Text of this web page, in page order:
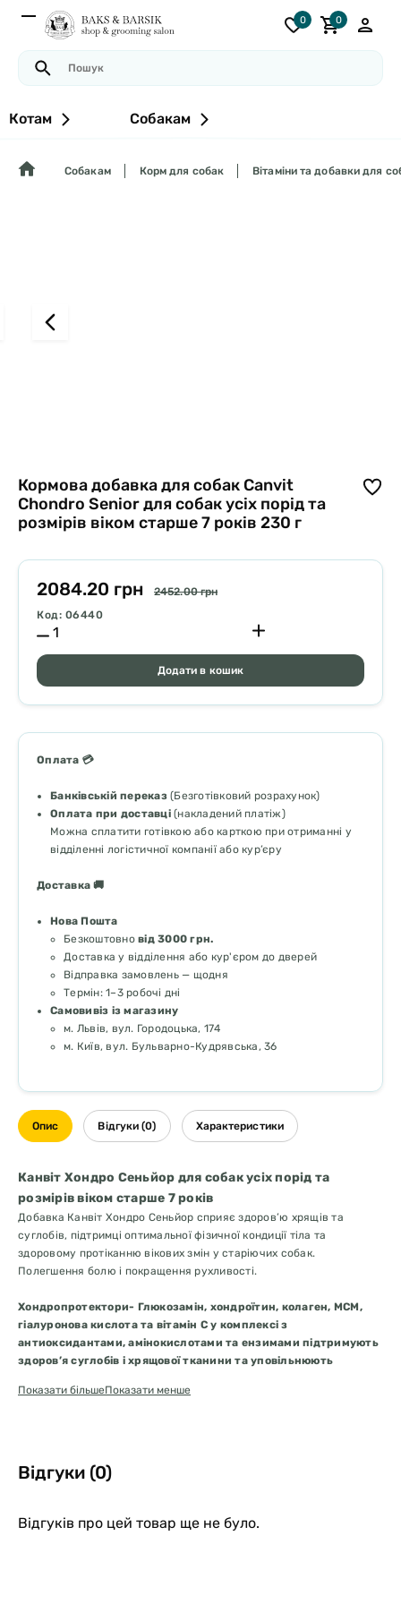
0 0
Котам Собакам
Собакам Корм для собак Вітаміни та добавки для
Кормова добавка для собак Canvit
Chondro Senior для собак усіх порід та
розмірів віком старше 7 років 230 г
2084.20 грн
2452.00 грн
Код: 06440
Додати в кошик
Оплата 💳
Банківській переказ(Безготівковий розрахунок)
Оплата при доставці(накладений платіж)
Можна сплатити готівкою або карткою при отриманні у
відділенні логістичної компанії або кур’єру
Доставка 🚚
Нова Пошта
Безкоштовно від 3000 грн.
Доставка у відділення або кур'єром до дверей
Відправка замовлень — щодня
Термін: 1–3 робочі дні
Самовивіз із магазину
м. Львів, вул. Городоцька, 174
м. Київ, вул. Бульварно-Кудрявська, 36
Опис Відгуки (0) Характеристики
Канвіт Хондро Сеньйор для собак усіх порід та
розмірів віком старше 7 років
Добавка Канвіт Хондро Сеньйор сприяє здоров’ю хрящів та
суглобів, підтримці оптимальної фізичної кондиції тіла та
здоровому протіканню вікових змін у старіючих собак.
Полегшення болю і покращення рухливості.
Хондропротектори- Глюкозамін, хондроїтин, колаген, МСМ,
гіалуронова кислота та вітамін С у комплексі з
антиоксидантами, амінокислотами та ензимами підтримують
здоров’я суглобів і хрящової тканини та уповільнюють
– Комплекс ензимів дбає про травлення та попереджає ризик
Показати більшеПоказати менше
Відгуки (0)
Відгуків про цей товар ще не було.